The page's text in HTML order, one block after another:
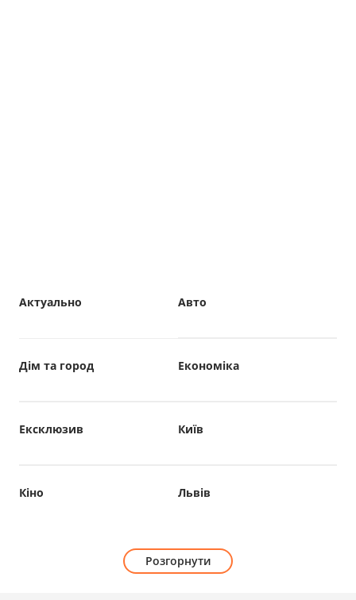
Авто
Актуально
Дім та город Економіка
Ексклюзив Київ
Кіно Львів
Розгорнути